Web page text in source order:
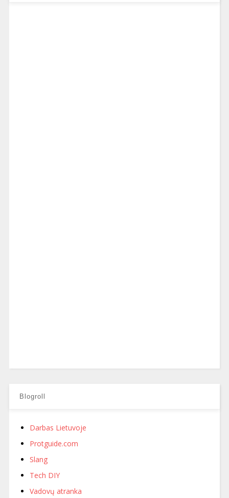
Blogroll
Darbas Lietuvoje
Protguide.com
Slang
Tech DIY
Vadovų atranka